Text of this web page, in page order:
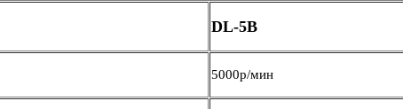
DL-5B
5000р/мин